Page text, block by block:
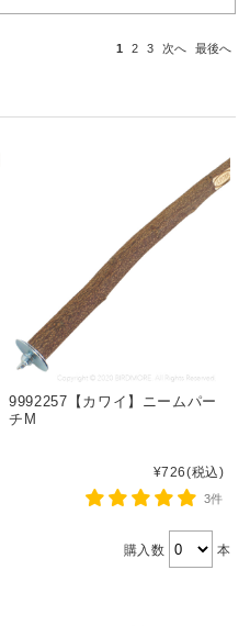
1 2 3 次へ 最後へ
9992257【カワイ】ニームパー
チM
¥726(税込)
3件
購入数 本